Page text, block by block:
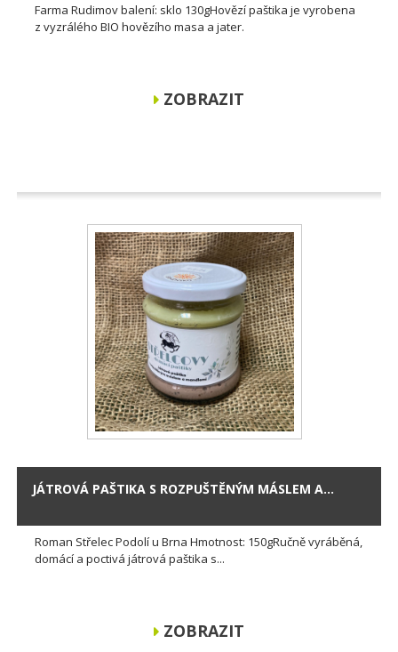
Farma Rudimov balení: sklo 130gHovězí paštika je vyrobena
z vyzrálého BIO hovězího masa a jater.
ZOBRAZIT
JÁTROVÁ PAŠTIKA S ROZPUŠTĚNÝM MÁSLEM A...
Roman Střelec Podolí u Brna Hmotnost: 150gRučně vyráběná,
domácí a poctivá játrová paštika s...
ZOBRAZIT